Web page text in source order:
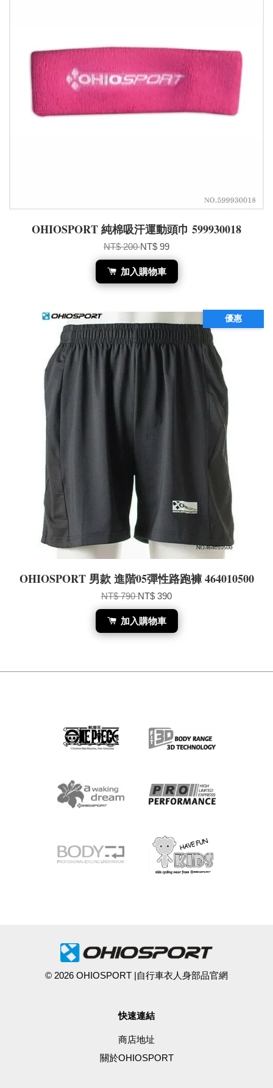
OHIOSPORT 純棉吸汗運動頭巾 599930018
NT$ 200NT$ 99
加入購物車
優惠
OHIOSPORT 男款 進階05彈性路跑褲 464010500
NT$ 790NT$ 390
加入購物車
© 2026 OHIOSPORT |自行車衣人身部品官網
快速連結
商店地址
關於OHIOSPORT